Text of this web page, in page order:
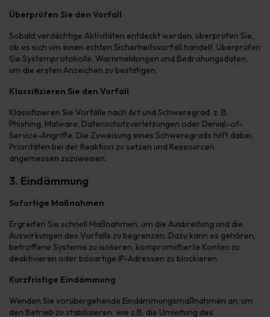
Überprüfen Sie den Vorfall
Sobald verdächtige Aktivitäten entdeckt werden, überprüfen Sie,
ob es sich um einen echten Sicherheitsvorfall handelt. Überprüfen
Sie Systemprotokolle, Warnmeldungen und Bedrohungsdaten,
um die ersten Anzeichen zu bestätigen.
Klassifizieren Sie den Vorfall
Klassifizieren Sie Vorfälle nach Art und Schweregrad, z. B.
Phishing, Malware, Datenschutzverletzungen oder Denial-of-
Service-Angriffe. Die Zuweisung eines Schweregrads hilft dabei,
Prioritäten bei der Reaktion zu setzen und Ressourcen
angemessen zuzuweisen.
3. Eindämmung
Sofortige Maßnahmen
Ergreifen Sie schnell Maßnahmen, um die Ausbreitung und die
Auswirkungen des Vorfalls zu begrenzen. Dazu kann es gehören,
betroffene Systeme zu isolieren, kompromittierte Konten zu
deaktivieren oder bösartige IP-Adressen zu blockieren.
Kurzfristige Eindämmung
Wenden Sie vorübergehende Eindämmungsmaßnahmen an, um
den Betrieb zu stabilisieren, wie z.B. die Umleitung des